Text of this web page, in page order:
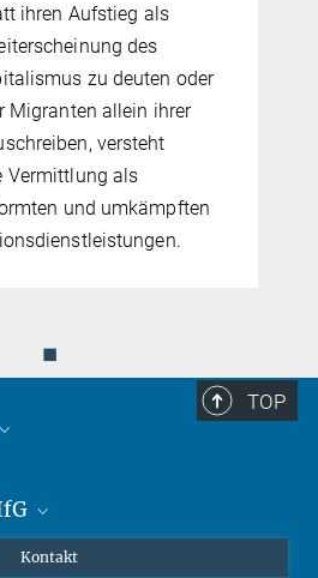
ihren Aufstieg als
des
zu deuten oder
Migranten allein ihrer
versteht
Vermittlung als
und umkämpften
◼
TOP
Kontakt